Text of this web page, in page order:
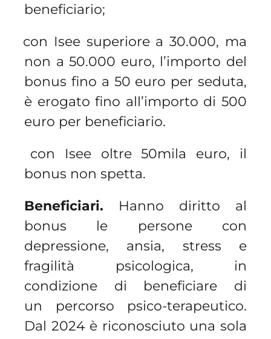
beneficiario;
con Isee superiore a 30.000, ma
non a 50.000 euro, l’importo del
bonus fino a 50 euro per seduta,
è erogato fino all’importo di 500
euro per beneficiario.
con Isee oltre 50mila euro, il
bonus non spetta.
Beneficiari. Hanno diritto al
bonus le persone con
depressione, ansia, stress e
fragilità psicologica, in
condizione di beneficiare di
un percorso psico-terapeutico.
Dal 2024 è riconosciuto una sola